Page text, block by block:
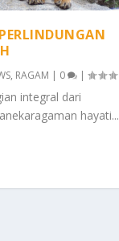
, RAGAM | 0 |
integral dari
hayati...